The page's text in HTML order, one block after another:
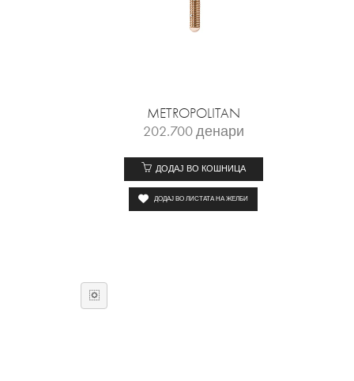
METROPOLITAN
202.700денари
ДОДАЈ ВО КОШНИЦА
ДОДАЈ ВО ЛИСТАТА НА ЖЕЛБИ